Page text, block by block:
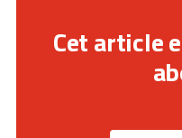
Cet article